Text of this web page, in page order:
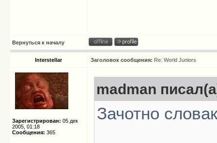
Вернуться к началу
Interstellar Заголовок сообщения: Re: World Juniors
Зарегистрирован: 05 дек
2005, 01:18
Сообщения: 365
madman
Зачотно